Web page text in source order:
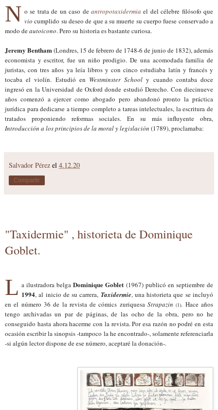
N o se trata de un caso de antropotaxidermia el del célebre filósofo que
vio cumplido su deseo de que a su muerte su cuerpo fuese conservado a
modo deautoicono. Pero su historia es bastante curiosa.
Jeremy Bentham(Londres, 15 de febrero de 1748-6 de junio de 1832), además
economista y escritor, fue un niño prodigio. De una acomodada familia de
juristas, con tres años ya leía libros y con cinco estudiaba latín y francés y
tocaba el violín. Estudió en Westminster School y cuando contaba doce
ingresó en la Universidad de Oxford donde estudió Derecho. Con diecinueve
años comenzó a ejercer como abogado pero abandonó pronto la práctica
jurídica para dedicarse a tiempo completo a tareas intelectuales, la escritura de
tratados proponiendo reformas sociales. En su más influyente obra,
Introducción a los principios de la moral y legislación (1789), proclamaba:
Salvador Pérez el 4.12.20
Compartir
"Taxidermie" , historieta de Dominique
Goblet.
L a ilustradora belgaDominique Goblet (1967) publicó en septiembre de
1994, al inicio de su carrera, Taxidermie, una historieta que se incluyó
en el número 36 de la revista de cómics zuriquesaStrapazin (1). Hace años
tengo archivadas un par de páginas, de las ocho de la obra, pero no he
conseguido hasta ahora hacerme con la revista. Por esa razón no podré en esta
ocasión escribir la sinopsis -tampoco la he encontrado-, solamente referenciarla
-si algún lector dispone de ese número, aceptaré la donación-.